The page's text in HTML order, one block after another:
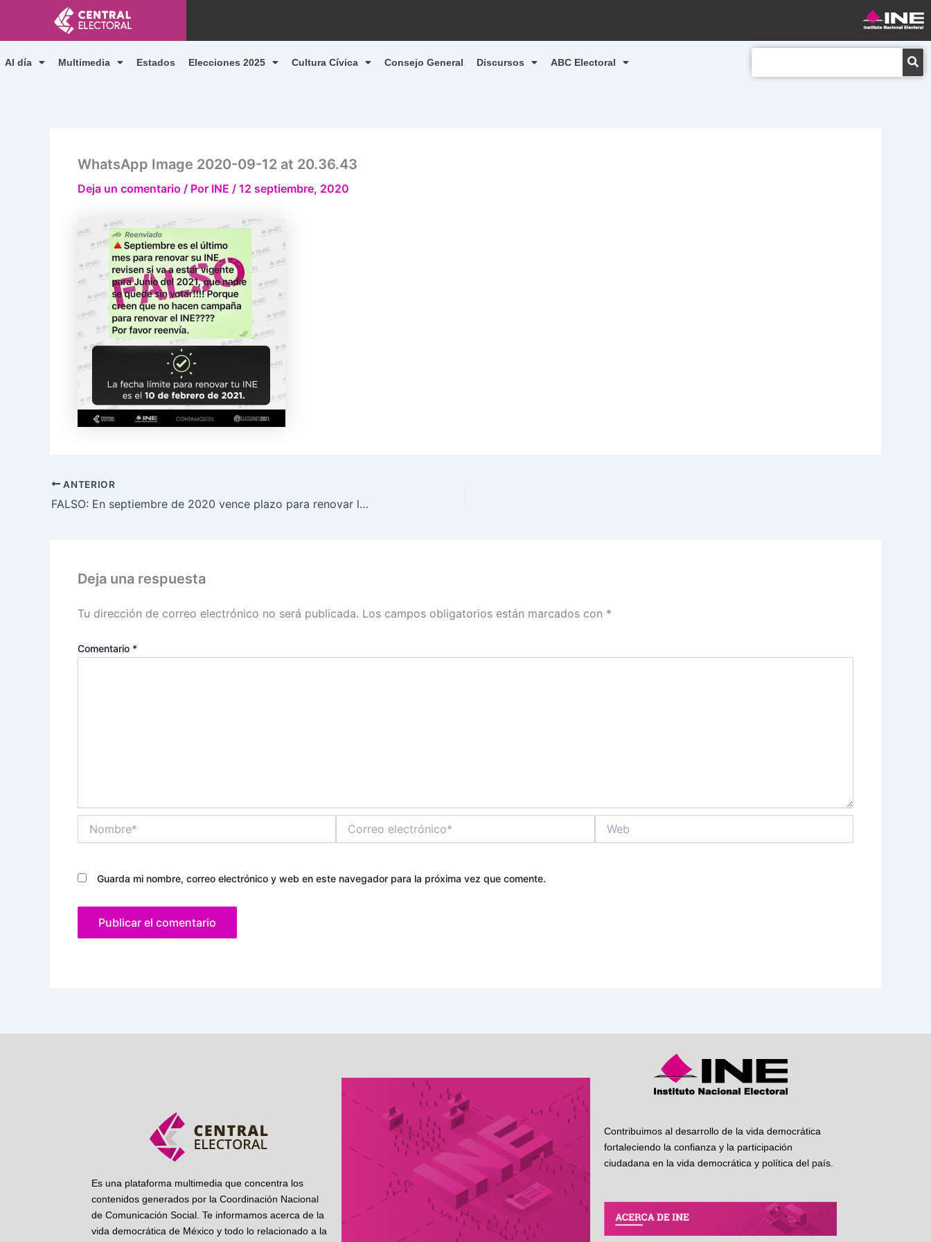
contenido
Al día Multimedia Estados Elecciones 2025 Cultura Cívica Consejo General Discursos ABC Electoral
WhatsApp Image 2020-09-12 at 20.36.43
Deja un comentario / Por INE / 12 septiembre, 2020
ANTERIOR
FALSO: En septiembre de 2020 vence plazo para renovar la Credencial Para Votar
Deja una respuesta
Tu dirección de correo electrónico no será publicada. Los campos obligatorios están marcados con *
Comentario *
electrónico*
Guarda mi nombre, correo electrónico y web en este navegador para la próxima vez que comente.
Es una plataforma multimedia que concentra los
contenidos generados por la Coordinación Nacional
de Comunicación Social. Te informamos acerca de la
vida democrática de México y todo lo relacionado a la
Contribuimos al desarrollo de la vida democrática
fortaleciendo la confianza y la participación
ciudadana en la vida democrática y política del país.